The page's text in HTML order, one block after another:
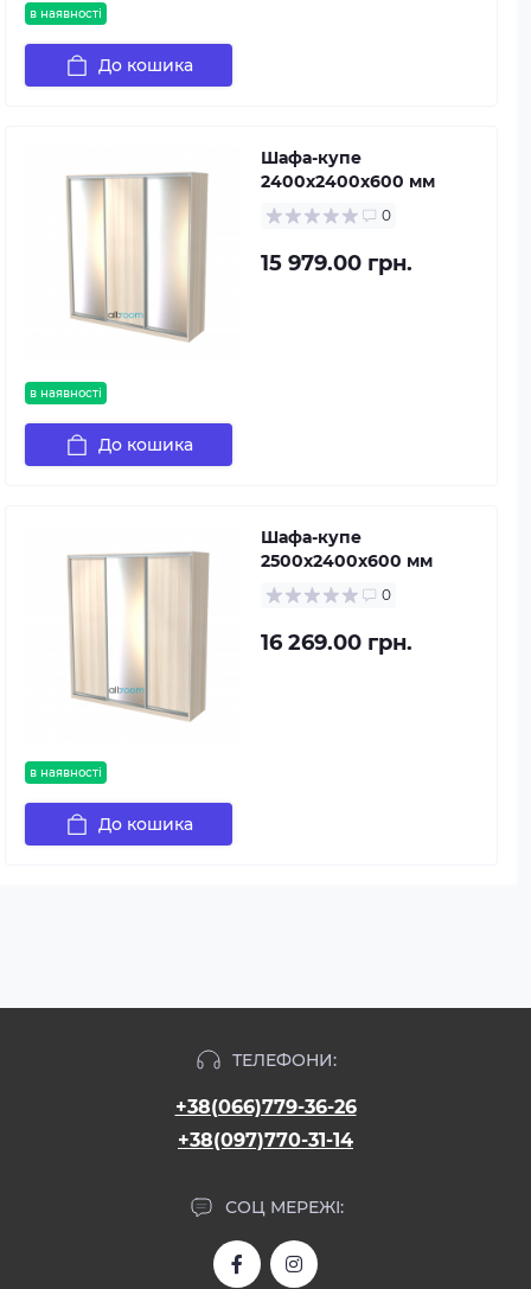
в наявності
До кошика
в наявності
Шафа-купе
2400х2400х600 мм
0
15 979.00 грн.
До кошика
в наявності
Шафа-купе
2500х2400х600 мм
0
16 269.00 грн.
До кошика
ТЕЛЕФОНИ:
+38(066)779-36-26
+38(097)770-31-14
СОЦ МЕРЕЖІ: